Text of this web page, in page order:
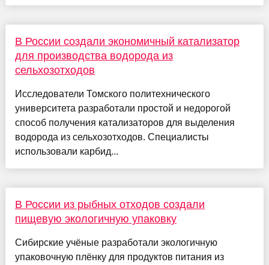
В России создали экономичный катализатор
для производства водорода из
сельхозотходов
Исследователи Томского политехнического
университета разработали простой и недорогой
способ получения катализаторов для выделения
водорода из сельхозотходов. Специалисты
использовали карбид...
В России из рыбных отходов создали
пищевую экологичную упаковку
Сибирские учёные разработали экологичную
упаковочную плёнку для продуктов питания из